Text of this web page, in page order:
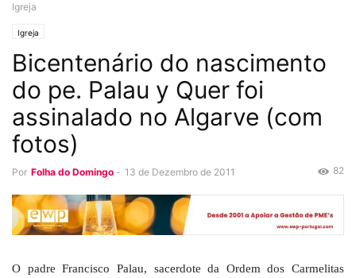
Igreja
Igreja
Bicentenário do nascimento
do pe. Palau y Quer foi
assinalado no Algarve (com
fotos)
Por Folha do Domingo - 13 de Dezembro de 2011 82
O padre Francisco Palau, sacerdote da Ordem dos Carmelitas